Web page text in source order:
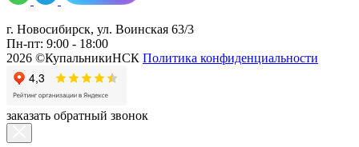
г. Новосибирск, ул. Воинская 63/3
Пн-пт: 9:00 - 18:00
2026 ©КупальникиНСК Политика конфиденциальности
заказать обратный звонок